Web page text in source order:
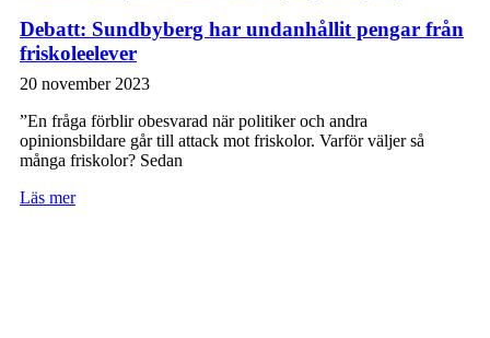
Debatt: Sundbyberg har undanhållit pengar från
friskoleelever
20 november 2023
”En fråga förblir obesvarad när politiker och andra
opinionsbildare går till attack mot friskolor. Varför väljer så
många friskolor? Sedan
Läs mer